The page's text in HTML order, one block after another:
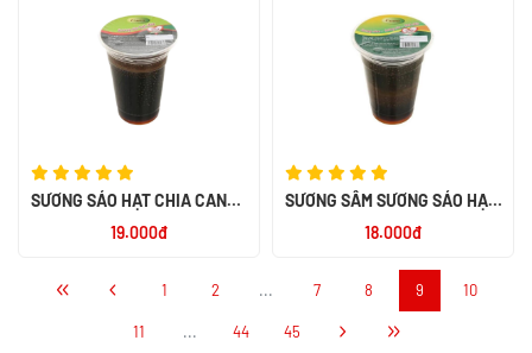
SƯƠNG SÁO HẠT CHIA CANA
19.000đ
SƯƠNG SÂM SƯƠNG SÁO HẠT
18.000đ
1 2 ... 7 8 9 10
11 ... 44 45